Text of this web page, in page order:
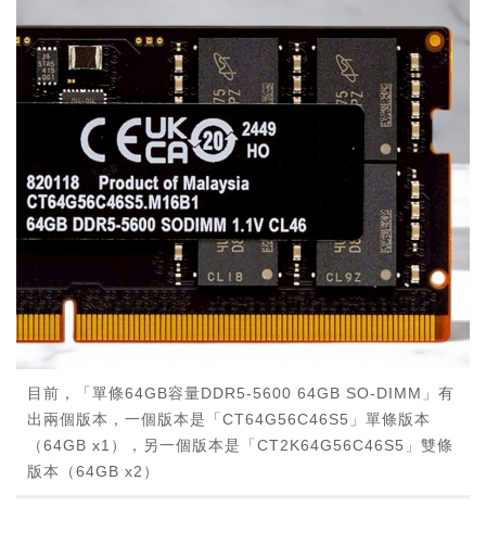
目前，「單條64GB容量DDR5-5600 64GB SO-DIMM」有
出兩個版本，一個版本是「CT64G56C46S5」單條版本
（64GB x1），另一個版本是「CT2K64G56C46S5」雙條
版本（64GB x2）